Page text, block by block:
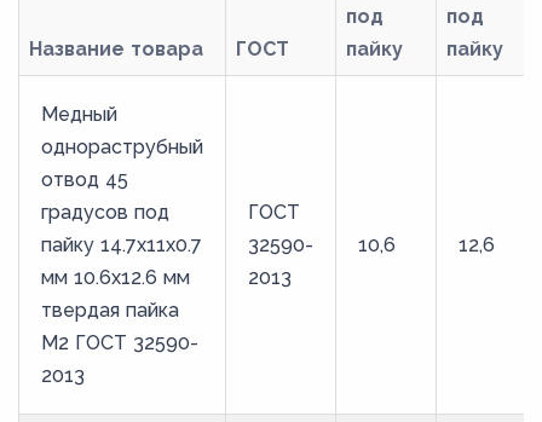
Название товара ГОСТ
под
пайку
под
пайку
Медный
однораструбный
отвод 45
градусов под
пайку 14.7х11х0.7
мм 10.6х12.6 мм
твердая пайка
М2 ГОСТ 32590-
2013
ГОСТ
32590-
2013
10,6 12,6